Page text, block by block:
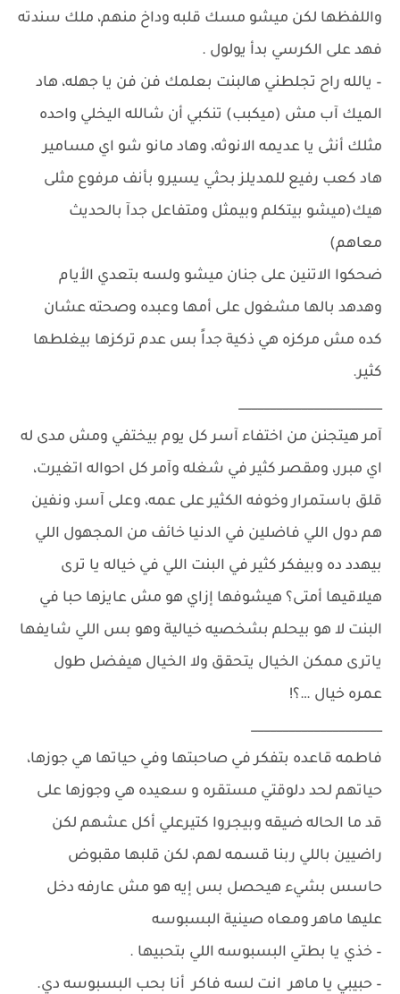
واللفظها لكن ميشو مسك قلبه وداخ منهم، ملك سندته
فهد على الكرسي بدأ يولول .
– يالله راح تجلطني هالبنت بعلمك فن فن يا جهله، هاد
الميك آب مش (ميكبب) تنكبي أن شالله اليخلي واحده
مثلك أنثى يا عديمه الانوثه، وهاد مانو شو اي مسامير
هاد كعب رفيع للمديلز بحثي يسيرو بأنف مرفوع مثلى
هيك(ميشو بيتكلم وبيمثل ومتفاعل جدآ بالحديث
معاهم)
ضحكوا الاتنين على جنان ميشو ولسه بتعدي الأيام
وهدهد بالها مشغول على أمها وعبده وصحته عشان
كده مش مركزه هي ذكية جداً بس عدم تركزها بيغلطها
كثير.
_______________________
آمر هيتجنن من اختفاء آسر كل يوم بيختفي ومش مدى له
اي مبرر، ومقصر كثير في شغله وآمر كل احواله اتغيرت،
قلق باستمرار وخوفه الكثير على عمه، وعلى آسر، ونفين
هم دول اللي فاضلين في الدنيا خائف من المجهول اللي
بيهدد ده وبيفكر كثير في البنت اللي في خياله يا ترى
هيلاقيها أمتى؟ هيشوفها إزاي هو مش عايزها حبا في
البنت لا هو بيحلم بشخصيه خيالية وهو بس اللي شايفها
ياترى ممكن الخيال يتحقق ولا الخيال هيفضل طول
عمره خيال …؟!
_____________________
فاطمه قاعده بتفكر في صاحبتها وفي حياتها هي جوزها،
حياتهم لحد دلوقتي مستقره و سعيده هي وجوزها على
قد ما الحاله ضيقه وبيجروا كتيرعلي أكل عشهم لكن
راضيين باللي ربنا قسمه لهم، لكن قلبها مقبوض
حاسس بشيء هيحصل بس إيه هو مش عارفه دخل
عليها ماهر ومعاه صينية البسبوسه
– خذي يا بطتي البسبوسه اللي بتحبيها .
– حبيبي يا ماهر انت لسه فاكر أنا بحب البسبوسه دي.